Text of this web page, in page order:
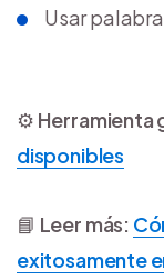
Usar
⚙️ Herramienta
disponibles
📘 Leer más:
exitosamente